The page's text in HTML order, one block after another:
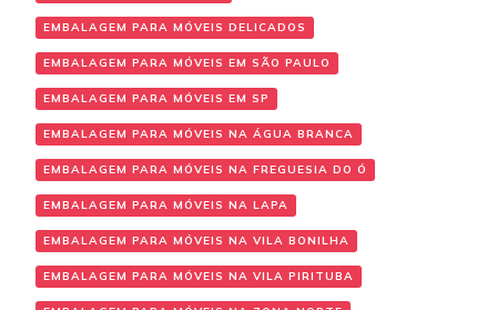
EMBALAGEM PARA MÓVEIS DELICADOS
EMBALAGEM PARA MÓVEIS EM SÃO PAULO
EMBALAGEM PARA MÓVEIS EM SP
EMBALAGEM PARA MÓVEIS NA ÁGUA BRANCA
EMBALAGEM PARA MÓVEIS NA FREGUESIA DO Ó
EMBALAGEM PARA MÓVEIS NA LAPA
EMBALAGEM PARA MÓVEIS NA VILA BONILHA
EMBALAGEM PARA MÓVEIS NA VILA PIRITUBA